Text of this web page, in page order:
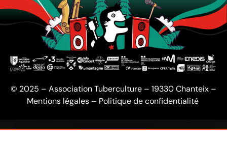
© 2025 – Association Tuberculture – 19330 Chanteix –
Mentions légales– Politique de confidentialité